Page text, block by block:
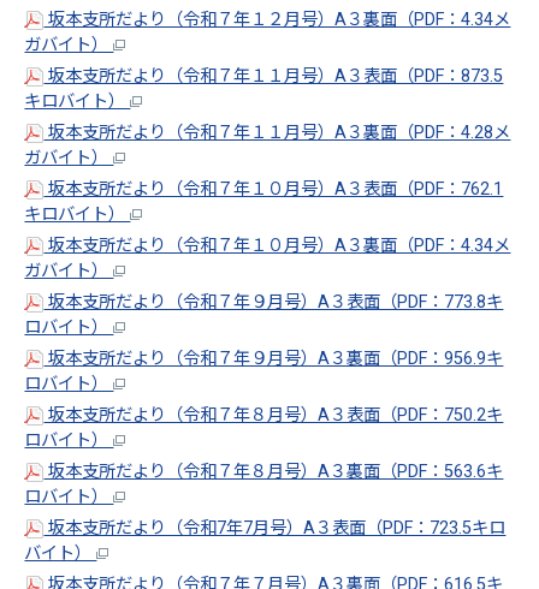
坂本支所だより（令和７年１２月号）A３裏面（PDF：4.34メ
ガバイト）
坂本支所だより（令和７年１１月号）A３表面（PDF：873.5
キロバイト）
坂本支所だより（令和７年１１月号）A３裏面（PDF：4.28メ
ガバイト）
坂本支所だより（令和７年１０月号）A３表面（PDF：762.1
キロバイト）
坂本支所だより（令和７年１０月号）A３裏面（PDF：4.34メ
ガバイト）
坂本支所だより（令和７年９月号）A３表面（PDF：773.8キ
ロバイト）
坂本支所だより（令和７年９月号）A３裏面（PDF：956.9キ
ロバイト）
坂本支所だより（令和７年８月号）A３表面（PDF：750.2キ
ロバイト）
坂本支所だより（令和７年８月号）A３裏面（PDF：563.6キ
ロバイト）
坂本支所だより（令和7年7月号）A３表面（PDF：723.5キロ
バイト）
坂本支所だより（令和７年７月号）A３裏面（PDF：616.5キ